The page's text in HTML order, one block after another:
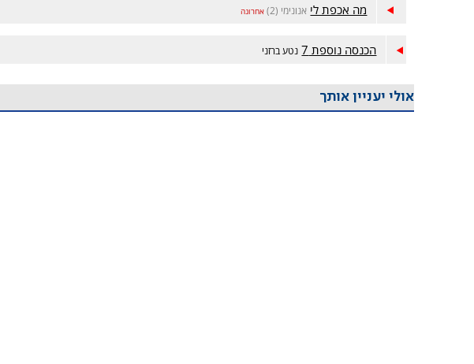
מה אכפת לי אנונימי (2) אחרונה
הכנסה נוספת 7 נטע ברזני
אולי יעניין אותך